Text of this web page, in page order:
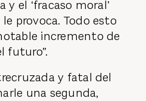
el ‘fracaso moral’
provoca. Todo esto
incremento de
futuro”.
y fatal del
una segunda,